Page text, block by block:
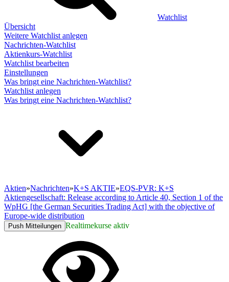
Watchlist
Übersicht
Weitere Watchlist anlegen
Nachrichten-Watchlist
Aktienkurs-Watchlist
Watchlist bearbeiten
Einstellungen
Was bringt eine Nachrichten-Watchlist?
Watchlist anlegen
Was bringt eine Nachrichten-Watchlist?
Aktien»Nachrichten»K+S AKTIE»EQS-PVR: K+S
Aktiengesellschaft: Release according to Article 40, Section 1 of the
WpHG [the German Securities Trading Act] with the objective of
Europe-wide distribution
Push Mitteilungen Realtimekurse aktiv